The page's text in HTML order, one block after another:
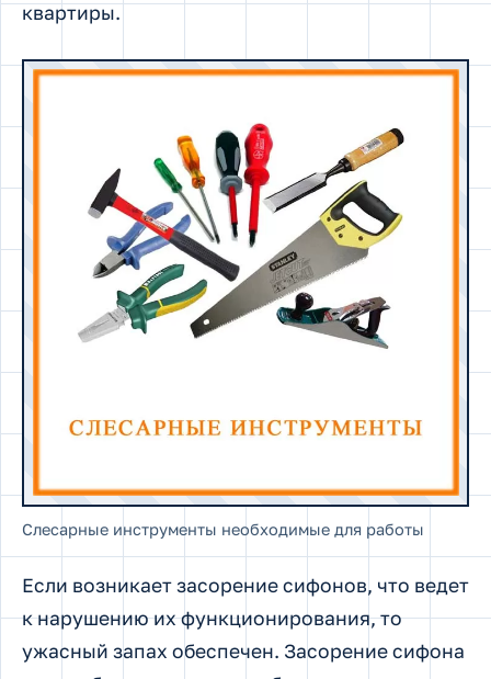
квартиры.
Слесарные инструменты необходимые для работы
Если возникает засорение сифонов, что ведет
к нарушению их функционирования, то
ужасный запах обеспечен. Засорение сифона